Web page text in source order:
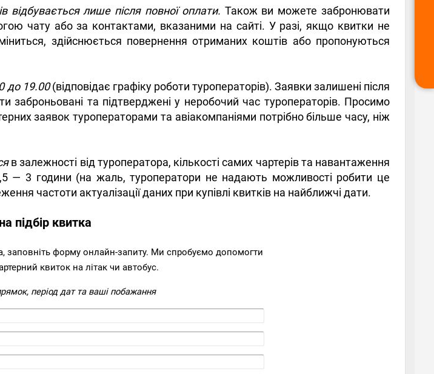
лише після повної оплати. Також ви можете забронювати
чату або за контактами, вказаними на сайті. У разі, якщо квитки не
здійснюється повернення отриманих коштів або пропонуються
до 19.00(відповідає графіку роботи туроператорів). Заявки залишені після
заброньовані та підтверджені у неробочий час туроператорів. Просимо
заявок туроператорами та авіакомпаніями потрібно більше часу, ніж
в залежності від туроператора, кількості самих чартерів та навантаження
— 3 години (на жаль, туроператори не надають можливості робити це
частоти актуалізації даних при купівлі квитків на найближчі дати.
підбір квитка
заповніть форму онлайн-запиту. Ми спробуємо допомогти
квиток на літак чи автобус.
період дат та ваші побажання